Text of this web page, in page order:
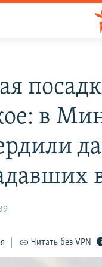
в
Читать без VPN